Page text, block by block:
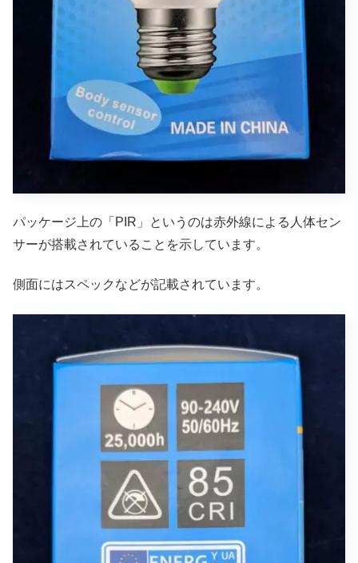
パッケージ上の「PIR」というのは赤外線による人体セン
サーが搭載されていることを示しています。
側面にはスペックなどが記載されています。